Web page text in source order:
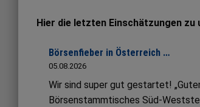
Hier die letzten Einschätzungen
Börsenfieber in Österreich …
05.08.2026
Wir sind super gut gestartet!
Börsenstammtisches Süd-